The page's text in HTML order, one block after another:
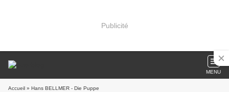
Publicité
MENU
Accueil » Hans BELLMER - Die Puppe